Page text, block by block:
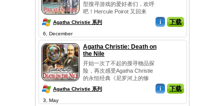
型搜寻游戏的爱好者们，欢呼
吧！Hercule Poirot 又回来
了，上帝！又一次充...
Agatha Christie 系列 i 下载
6, December
Agatha Christie: Death on
the Nile
开始一次了不起的搜寻物品探
险，再次感受Agatha Christie
的永恒经典《尼罗河上的惨
案》（Death on the N...
Agatha Christie 系列 i 下载
3, May